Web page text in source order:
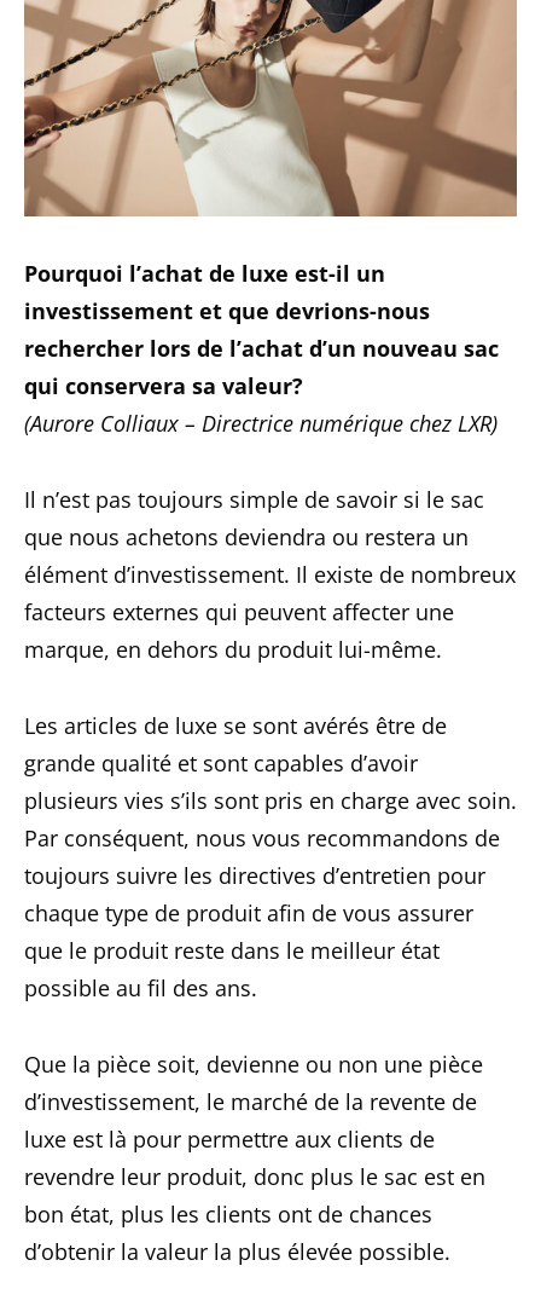
Pourquoi l’achat de luxe est-il un
investissement et que devrions-nous
rechercher lors de l’achat d’un nouveau sac
qui conservera sa valeur?
(Aurore Colliaux – Directrice numérique chez LXR)
Il n’est pas toujours simple de savoir si le sac
que nous achetons deviendra ou restera un
élément d’investissement. Il existe de nombreux
facteurs externes qui peuvent affecter une
marque, en dehors du produit lui-même.
Les articles de luxe se sont avérés être de
grande qualité et sont capables d’avoir
plusieurs vies s’ils sont pris en charge avec soin.
Par conséquent, nous vous recommandons de
toujours suivre les directives d’entretien pour
chaque type de produit afin de vous assurer
que le produit reste dans le meilleur état
possible au fil des ans.
Que la pièce soit, devienne ou non une pièce
d’investissement, le marché de la revente de
luxe est là pour permettre aux clients de
revendre leur produit, donc plus le sac est en
bon état, plus les clients ont de chances
d’obtenir la valeur la plus élevée possible.